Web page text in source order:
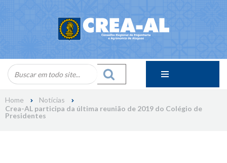
Home
Notícias
Crea-AL participa da última reunião de 2019 do Colégio de
Presidentes